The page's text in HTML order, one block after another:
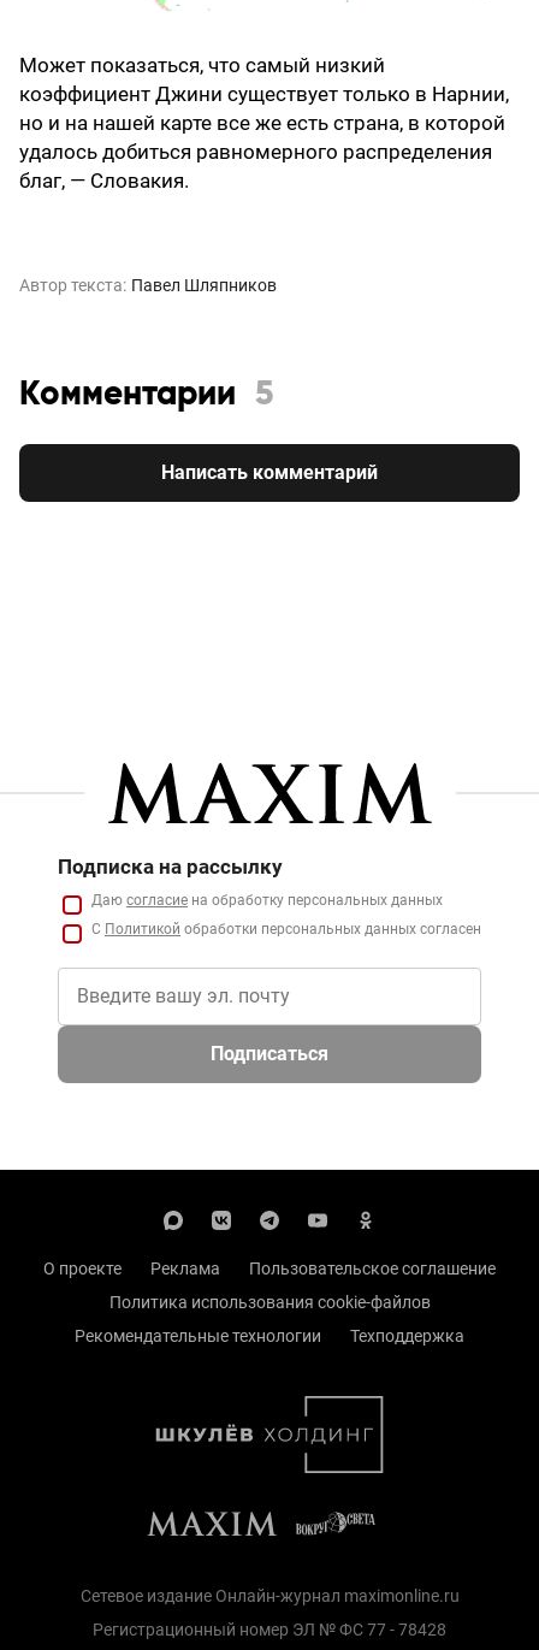
Может показаться, что самый низкий
коэффициент Джини существует только в Нарнии,
но и на нашей карте все же есть страна, в которой
удалось добиться равномерного распределения
благ, — Словакия.
Автор текста: Павел Шляпников
Комментарии 5
Написать комментарий
Подписка на рассылку
Даю согласие на обработку персональных данных
С Политикой обработки персональных данных согласен
Подписаться
О проекте Реклама
Пользовательское соглашение
Политика использования cookie-файлов
Рекомендательные технологии
Техподдержка
Сетевое издание Онлайн-журнал maximonline.ru
Регистрационный номер ЭЛ № ФС 77 - 78428